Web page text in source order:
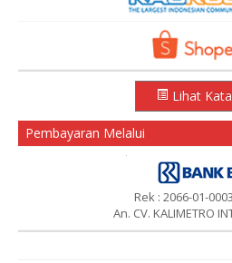
Lihat
Pembayaran Melalui
Rek : 2066-01-
An. CV. KALIMETRO